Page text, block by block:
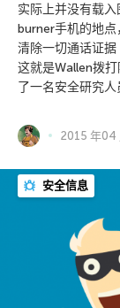
实际上并没有载
burner手机的地点
清除一切通话证据
这就是Wallen拨
了一名安全研究
2015 年04
安全信息